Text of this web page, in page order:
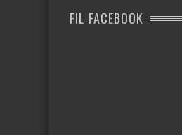
FIL FACEBOOK